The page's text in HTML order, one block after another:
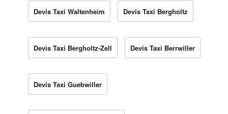
Devis Taxi Waltenheim Devis Taxi Bergholtz
Devis Taxi Bergholtz-Zell Devis Taxi Berrwiller
Devis Taxi Guebwiller